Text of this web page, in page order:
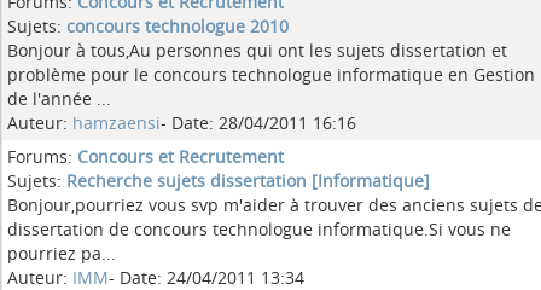
Sujets: concours technologue 2010
Bonjour à tous,Au personnes qui ont les sujets dissertation et
problème pour le concours technologue informatique en Gestion
de l'année ...
Auteur: hamzaensi- Date: 28/04/2011 16:16
Forums: Concours et Recrutement
Sujets: Recherche sujets dissertation [Informatique]
Bonjour,pourriez vous svp m'aider à trouver des anciens sujets
dissertation de concours technologue informatique.Si vous ne
pourriez pa...
Auteur: IMM- Date: 24/04/2011 13:34